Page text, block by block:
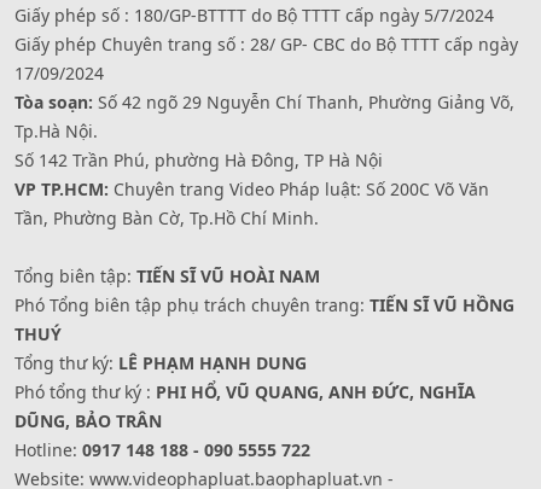
Giấy phép số : 180/GP-BTTTT do Bộ TTTT cấp ngày 5/7/2024
Giấy phép Chuyên trang số : 28/ GP- CBC do Bộ TTTT cấp ngày
17/09/2024
Tòa soạn: Số 42 ngõ 29 Nguyễn Chí Thanh, Phường Giảng Võ,
Tp.Hà Nội.
Số 142 Trần Phú, phường Hà Đông, TP Hà Nội
VP TP.HCM: Chuyên trang Video Pháp luật: Số 200C Võ Văn
Tần, Phường Bàn Cờ, Tp.Hồ Chí Minh.
Tổng biên tập: TIẾN SĨ VŨ HOÀI NAM
Phó Tổng biên tập phụ trách chuyên trang: TIẾN SĨ VŨ HỒNG
THUÝ
Tổng thư ký: LÊ PHẠM HẠNH DUNG
Phó tổng thư ký : PHI HỔ, VŨ QUANG, ANH ĐỨC, NGHĨA
DŨNG, BẢO TRÂN
Hotline: 0917 148 188 - 090 5555 722
Website: www.videophapluat.baophapluat.vn -